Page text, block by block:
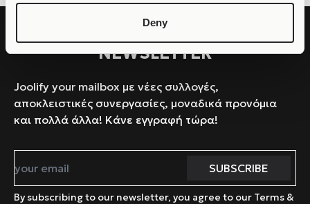
Deny
NEWSLETTER
Joolify your mailbox με νέες συλλογές,
αποκλειστικές συνεργασίες, μοναδικά προνόμια
και πολλά άλλα! Κάνε εγγραφή τώρα!
By subscribing to our newsletter, you agree to our Terms &